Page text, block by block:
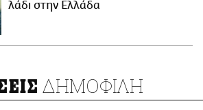
λάδι στην Ελλάδα
ΔΗΜΟΦΙΛΗ